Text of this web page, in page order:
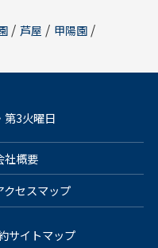
/ 芦屋 / 甲陽園 /
第3火曜日
社概要
クセスマップ
サイトマップ